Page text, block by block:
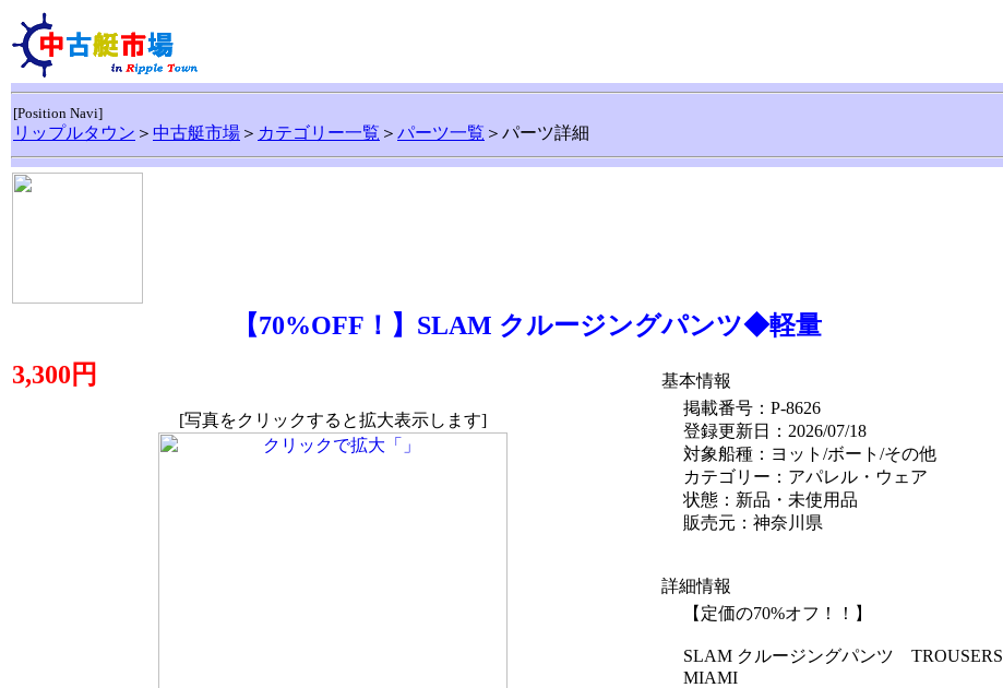
[Position Navi]
リップルタウン ＞ 中古艇市場 ＞ カテゴリー一覧 ＞ パーツ一覧 ＞パーツ詳細
【70%OFF！】SLAM クルージングパンツ◆軽量
3,300円
基本情報
掲載番号：P-8626
登録更新日：2026/07/18
対象船種：ヨット/ボート/その他
カテゴリー：アパレル・ウェア
状態：新品・未使用品
販売元：神奈川県
詳細情報
【定価の70%オフ！！】
SLAM クルージングパンツ TROUSERS
MIAMI
[写真をクリックすると拡大表示します]